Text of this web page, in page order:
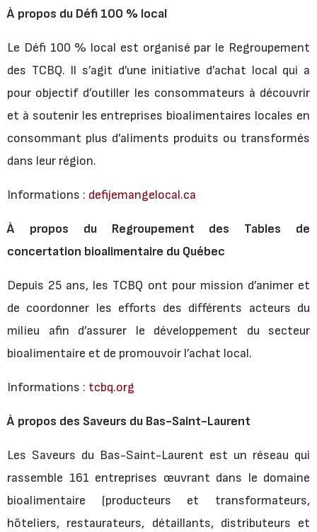
À propos du Défi 100 % local
Le Défi 100 % local est organisé par le Regroupement
des TCBQ. Il s’agit d’une initiative d’achat local qui a
pour objectif d’outiller les consommateurs à découvrir
et à soutenir les entreprises bioalimentaires locales en
consommant plus d’aliments produits ou transformés
dans leur région.
Informations : defijemangelocal.ca
À propos du Regroupement des Tables de
concertation bioalimentaire du Québec
Depuis 25 ans, les TCBQ ont pour mission d’animer et
de coordonner les efforts des différents acteurs du
milieu afin d’assurer le développement du secteur
bioalimentaire et de promouvoir l’achat local.
Informations : tcbq.org
À propos des Saveurs du Bas-Saint-Laurent
Les Saveurs du Bas-Saint-Laurent est un réseau qui
rassemble 161 entreprises œuvrant dans le domaine
bioalimentaire (producteurs et transformateurs,
hôteliers, restaurateurs, détaillants, distributeurs et